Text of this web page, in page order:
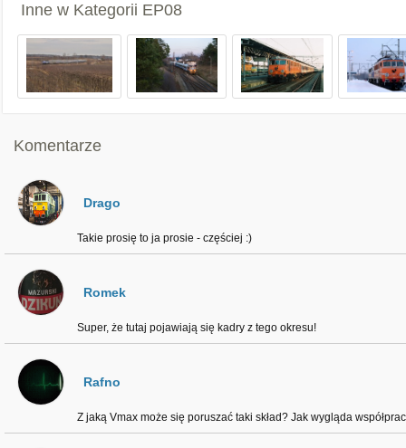
Inne w Kategorii EP08
Komentarze
Drago
Takie prosię to ja prosie - częściej :)
Romek
Super, że tutaj pojawiają się kadry z tego okresu!
Rafno
Z jaką Vmax może się poruszać taki skład? Jak wygląda